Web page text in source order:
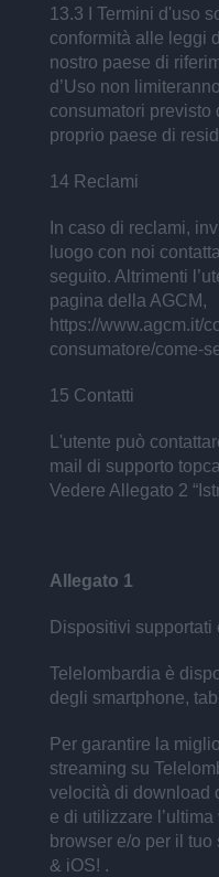
13.3 I Termini d'uso
conformità alle leggi
nostro paese di
d’Uso non
consumatori previsto
proprio paese di
14 Reclami
In caso di reclami,
luogo con noi
seguito. Altrimenti
pagina della AGCM,
https://www.agcm.it/
consumatore/come-
15 Contatti
L'utente può
mail di supporto
Vedere Allegato 2
Allegato 1
Dispositivi
Telelombardia è
degli smartphone,
Per garantire la
streaming su
velocità di download
e di utilizzare
browser e/o per il tuo
& iOS! .